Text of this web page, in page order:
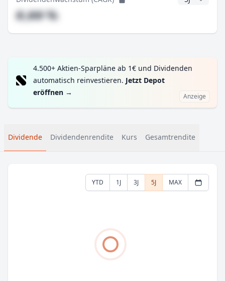
#,## %
4.500+ Aktien-Sparpläne ab 1€ und Dividenden
automatisch reinvestieren. Jetzt Depot
eröffnen → Anzeige
Dividende Dividendenrendite Kurs Gesamtrendite
YTD 1J 3J 5J MAX